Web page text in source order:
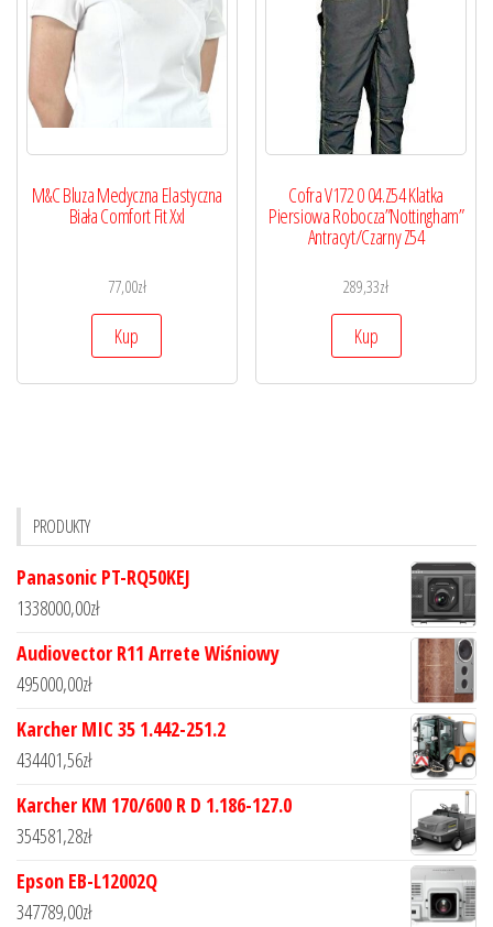
M&C Bluza Medyczna Elastyczna
Biała Comfort Fit Xxl
77,00zł
Kup
Cofra V172 0 04.Z54 Klatka
Piersiowa Robocza”Nottingham”
Antracyt/Czarny Z54
289,33zł
Kup
PRODUKTY
Panasonic PT-RQ50KEJ
1338000,00zł
Audiovector R11 Arrete Wiśniowy
495000,00zł
Karcher MIC 35 1.442-251.2
434401,56zł
Karcher KM 170/600 R D 1.186-127.0
354581,28zł
Epson EB-L12002Q
347789,00zł